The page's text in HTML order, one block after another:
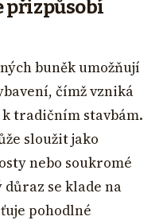
přizpůsobí
buněk umožňují
čímž vzniká
tradičním stavbám.
sloužit jako
nebo soukromé
důraz se klade na
pohodlné